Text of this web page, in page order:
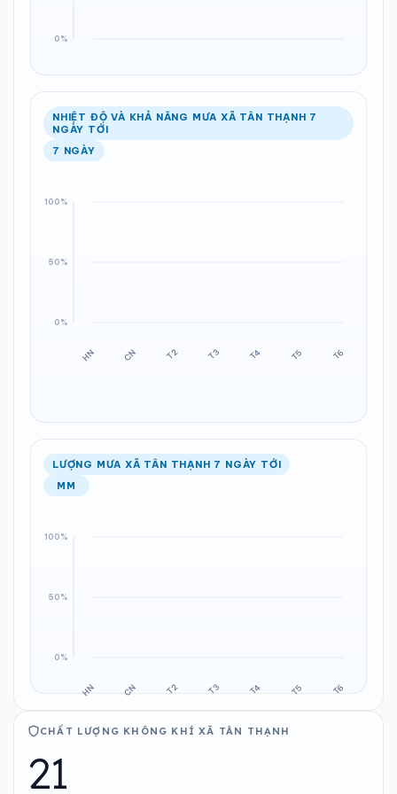
NHIỆT ĐỘ VÀ KHẢ NĂNG MƯA XÃ TÂN THẠNH 7
NGÀY TỚI
7 NGÀY
LƯỢNG MƯA XÃ TÂN THẠNH 7 NGÀY TỚI
MM
CHẤT LƯỢNG KHÔNG KHÍ XÃ TÂN THẠNH
21